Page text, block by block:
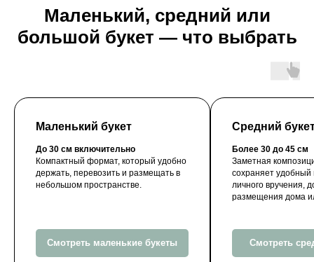
Маленький, средний или
большой букет — что выбрать
Маленький букет
До 30 см включительно
Компактный формат, который удобно
держать, перевозить и размещать в
небольшом пространстве.
Смотреть маленькие букеты
Средний
Более 30 до 45 см
Заметная
сохраняет
личного вручения,
размещения дома
Смотреть